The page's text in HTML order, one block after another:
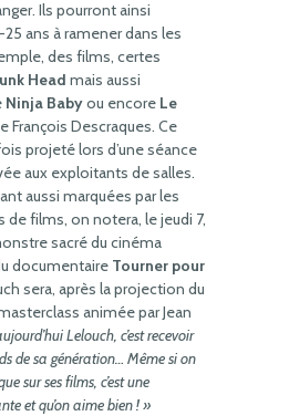
Ils pourront ainsi
ans à ramener dans les
des films, certes
Head mais aussi
Ninja Babyou encore Le
François Descraques. Ce
projeté lors d’une séance
aux exploitants de salles.
aussi marquées par les
de films, on notera, le jeudi 7,
sacré du cinéma
documentaire Tourner pour
sera, après la projection du
animée par Jean
Lelouch, c’est recevoir
de sa génération… Même si on
sur ses films, c’est une
et qu’on aime bien ! »